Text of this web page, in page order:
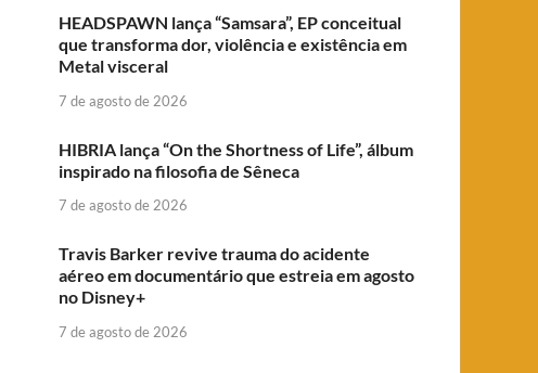
HEADSPAWN lança “Samsara”, EP conceitual
que transforma dor, violência e existência em
Metal visceral
7 de agosto de 2026
HIBRIA lança “On the Shortness of Life”, álbum
inspirado na filosofia de Sêneca
7 de agosto de 2026
Travis Barker revive trauma do acidente
aéreo em documentário que estreia em agosto
no Disney+
7 de agosto de 2026